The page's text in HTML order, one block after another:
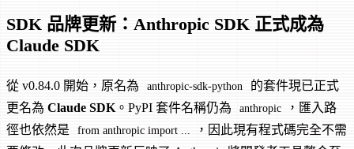
SDK 品牌更新：Anthropic SDK 正式成為
Claude SDK
從 v0.84.0 開始，原名為 anthropic-sdk-python
的套件現已正式
更名為 Claude SDK 。PyPI 套件名稱仍為 anthropic
，匯入路
徑也依然是
from anthropic import ...
，因此現有程式碼完全不需